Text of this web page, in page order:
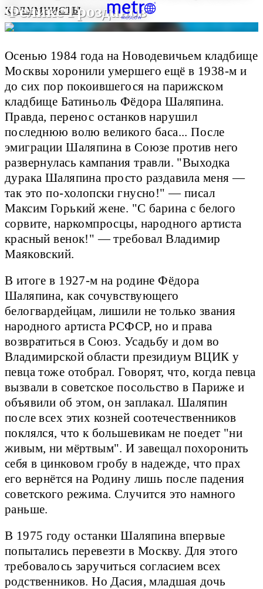
КОЛУМНИСТЫ
Феликс Грозданов
Осенью 1984 года на Новодевичьем кладбище
Москвы хоронили умершего ещё в 1938-м и
до сих пор покоившегося на парижском
кладбище Батиньоль Фёдора Шаляпина.
Правда, перенос останков нарушил
последнюю волю великого баса... После
эмиграции Шаляпина в Союзе против него
развернулась кампания травли. "Выходка
дурака Шаляпина просто раздавила меня —
так это по-холопски гнусно!" — писал
Максим Горький жене. "С барина с белого
сорвите, наркомпросцы, народного артиста
красный венок!" — требовал Владимир
Маяковский.
В итоге в 1927-м на родине Фёдора
Шаляпина, как сочувствующего
белогвардейцам, лишили не только звания
народного артиста РСФСР, но и права
возвратиться в Союз. Усадьбу и дом во
Владимирской области президиум ВЦИК у
певца тоже отобрал. Говорят, что, когда певца
вызвали в советское посольство в Париже и
объявили об этом, он заплакал. Шаляпин
после всех этих козней соотечественников
поклялся, что к большевикам не поедет "ни
живым, ни мёртвым". И завещал похоронить
себя в цинковом гробу в надежде, что прах
его вернётся на Родину лишь после падения
советского режима. Случится это намного
раньше.
В 1975 году останки Шаляпина впервые
попытались перевезти в Москву. Для этого
требовалось заручиться согласием всех
родственников. Но Дасия, младшая дочь